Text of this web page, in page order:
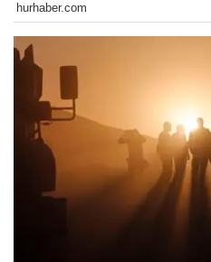
hurhaber.com